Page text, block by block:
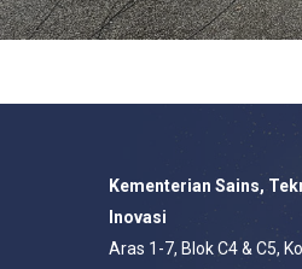
Kementerian Sains,
Inovasi
Aras 1-7, Blok C4 & C5,